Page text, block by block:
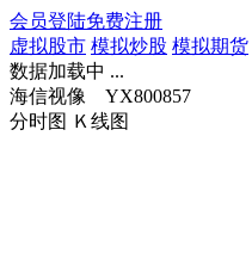
会员登陆免费注册
虚拟股市 模拟炒股 模拟期货
数据加载中 ...
海信视像 YX800857
分时图 Ｋ线图